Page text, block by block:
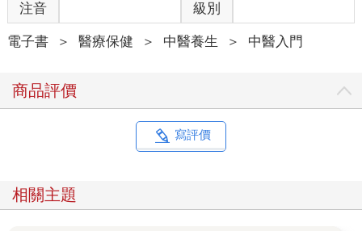
注音 級別
電子書 ＞ 醫療保健 ＞ 中醫養生 ＞ 中醫入門
商品評價
寫評價
相關主題